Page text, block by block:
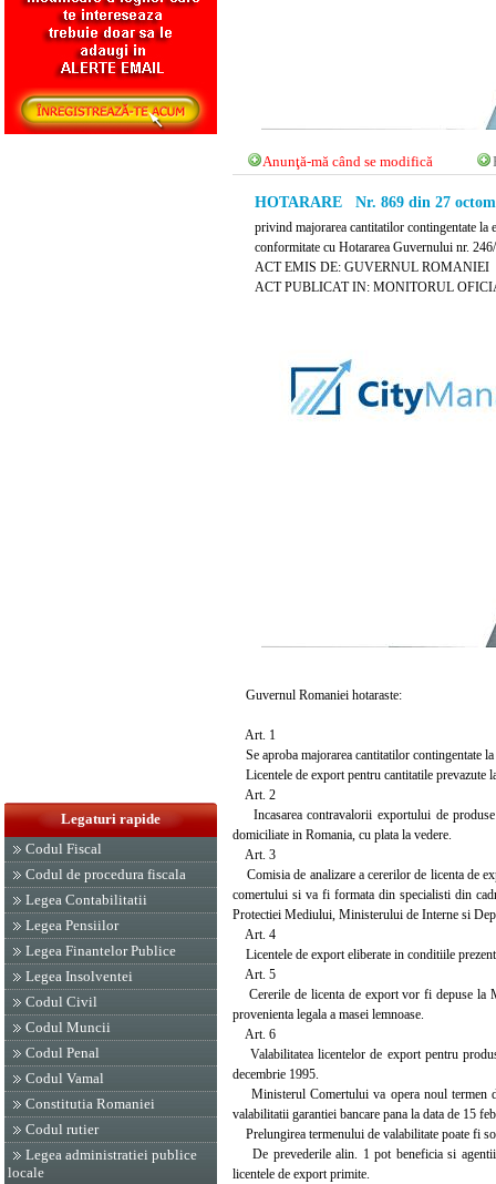
Legaturi rapide
Codul Fiscal
Codul de procedura fiscala
Legea Contabilitatii
Legea Pensiilor
Legea Finantelor Publice
Legea Insolventei
Codul Civil
Codul Muncii
Codul Penal
Codul Vamal
Constitutia Romaniei
Codul rutier
Legea administratiei publice
locale
Anunţă-mă când se modifică
HOTARARE Nr. 869 din 27
privind majorarea cantitatilor contingentate
conformitate cu Hotararea Guvernului nr.
ACT EMIS DE: GUVERNUL ROMANIEI
ACT PUBLICAT IN: MONITORUL
Guvernul Romaniei hotaraste:
Art. 1
Se aproba majorarea cantitatilor contingentate
Licentele de export pentru cantitatile prevazute
Art. 2
Incasarea contravalorii exportului de produse
domiciliate in Romania, cu plata la vedere.
Art. 3
Comisia de analizare a cererilor de licenta de
comertului si va fi formata din specialisti din
Protectiei Mediului, Ministerului de Interne si
Art. 4
Licentele de export eliberate in conditiile
Art. 5
Cererile de licenta de export vor fi depuse la
provenienta legala a masei lemnoase.
Art. 6
Valabilitatea licentelor de export pentru
decembrie 1995.
Ministerul Comertului va opera noul termen
valabilitatii garantiei bancare pana la data de 15
Prelungirea termenului de valabilitate poate fi
De prevederile alin. 1 pot beneficia si agentii
licentele de export primite.